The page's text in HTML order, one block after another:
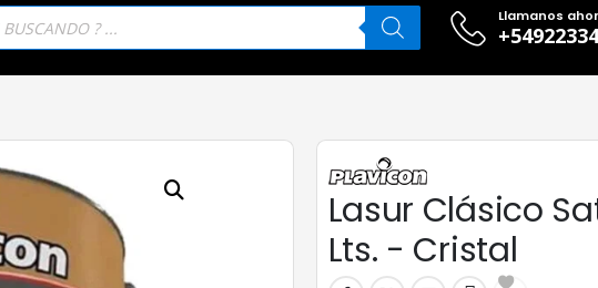
Llamanos
Lasur Clásico
Lts. - Cristal